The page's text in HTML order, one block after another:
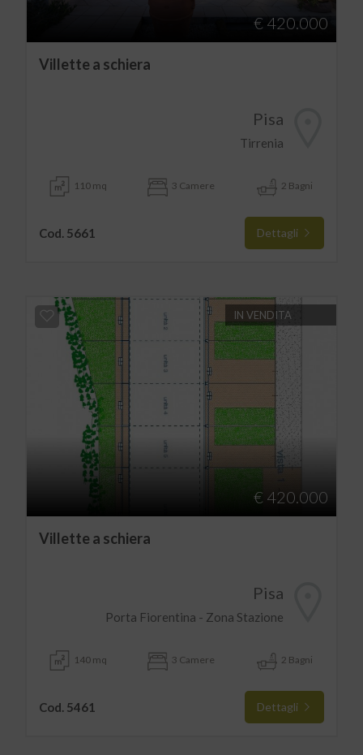
€ 420.000
Villette a schiera
Pisa
Tirrenia
110 mq 3 Camere 2 Bagni
Cod. 5661 Dettagli
IN VENDITA
€ 420.000
Villette a schiera
Pisa
Porta Fiorentina - Zona Stazione
140 mq 3 Camere 2 Bagni
Cod. 5461 Dettagli